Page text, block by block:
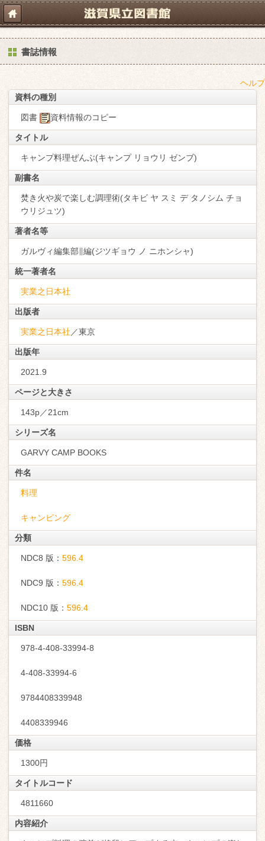
書誌情報
ヘルプ
資料の種別
図書 資料情報のコピー
タイトル
キャンプ料理ぜんぶ(キャンプ リョウリ ゼンブ)
副書名
焚き火や炭で楽しむ調理術(タキビ ヤ スミ デ タノシム チョ
ウリジュツ)
著者名等
ガルヴィ編集部∥編(ジツギョウ ノ ニホンシャ)
統一著者名
実業之日本社
出版者
実業之日本社 ／東京
出版年
2021.9
ページと大きさ
143p／21cm
シリーズ名
GARVY CAMP BOOKS
件名
料理
キャンピング
分類
NDC8 版： 596.4
NDC9 版： 596.4
NDC10 版： 596.4
ISBN
978-4-408-33994-8
4-408-33994-6
9784408339948
4408339946
価格
1300円
タイトルコード
4811660
内容紹介